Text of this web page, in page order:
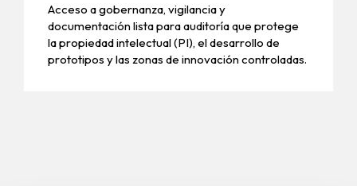
Acceso a gobernanza, vigilancia y
documentación lista para auditoría que protege
la propiedad intelectual (PI), el desarrollo de
prototipos y las zonas de innovación controladas.